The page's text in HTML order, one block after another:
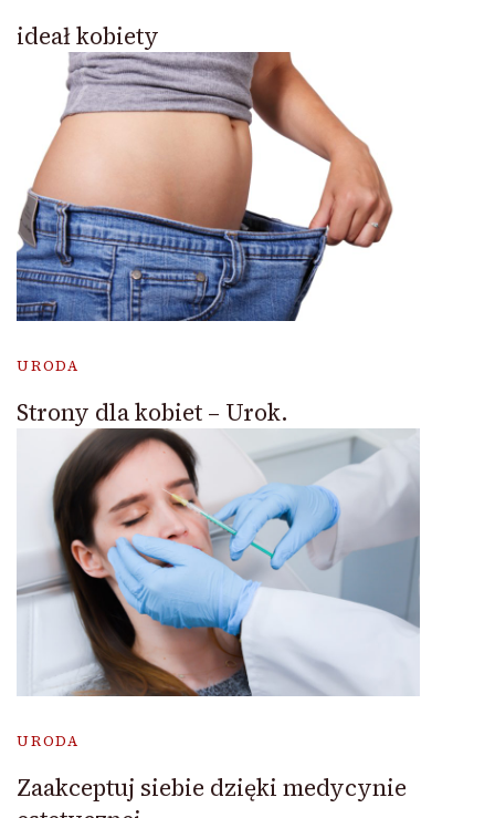
ideał kobiety
URODA
Strony dla kobiet – Urok.
URODA
Zaakceptuj siebie dzięki medycynie